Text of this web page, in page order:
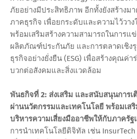
ภัยอย่างมีประสิทธิภาพ อีกทั้งยังสร้างม
ภาคธุรกิจ เพื่อยกระดับและความไว้วา
พร้อมเสริมสร้างความสามารถในการแ
ผลิตภัณฑ์ประกันภัย และการตลาดเชิงรุ
ธุรกิจอย่างยั่งยืน (ESG) เพื่อสร้างคุณค่
บวกต่อสังคมและสิ่งแวดล้อม
พันธกิจที่ 2: ส่งเสริม และสนับสนุนการ
ผ่านนวัตกรรมและเทคโนโลยี พร้อมเส
บริหารความเสี่ยงมืออาชีพให้กับภาครัฐ
การนำเทคโนโลยีดิจิทัล เช่น